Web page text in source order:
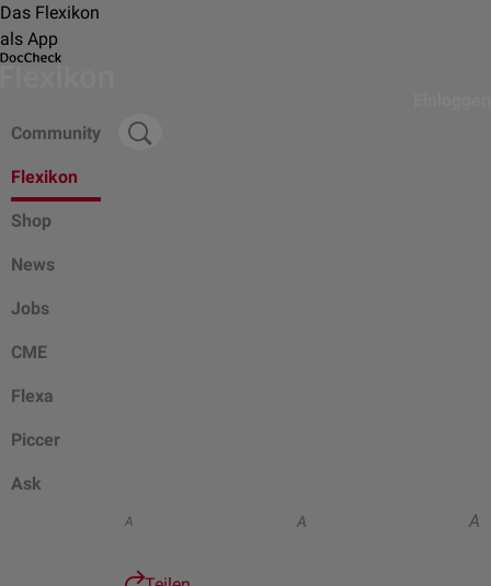
Das Flexikon
als App
Community
Flexikon
Shop
News
Jobs
CME
Flexa
Piccer
Ask
A A A